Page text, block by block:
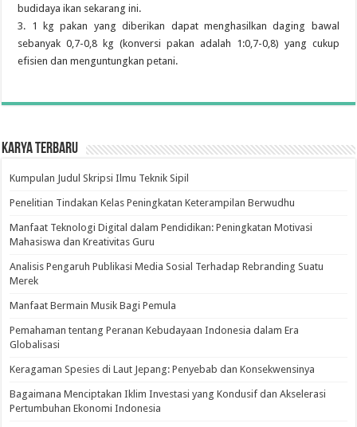
budidaya ikan sekarang ini.
3. 1 kg pakan yang diberikan dapat menghasilkan daging bawal
sebanyak 0,7-0,8 kg (konversi pakan adalah 1:0,7-0,8) yang cukup
efisien dan menguntungkan petani.
Karya Terbaru
Kumpulan Judul Skripsi Ilmu Teknik Sipil
Penelitian Tindakan Kelas Peningkatan Keterampilan Berwudhu
Manfaat Teknologi Digital dalam Pendidikan: Peningkatan Motivasi
Mahasiswa dan Kreativitas Guru
Analisis Pengaruh Publikasi Media Sosial Terhadap Rebranding Suatu
Merek
Manfaat Bermain Musik Bagi Pemula
Pemahaman tentang Peranan Kebudayaan Indonesia dalam Era
Globalisasi
Keragaman Spesies di Laut Jepang: Penyebab dan Konsekwensinya
Bagaimana Menciptakan Iklim Investasi yang Kondusif dan Akselerasi
Pertumbuhan Ekonomi Indonesia